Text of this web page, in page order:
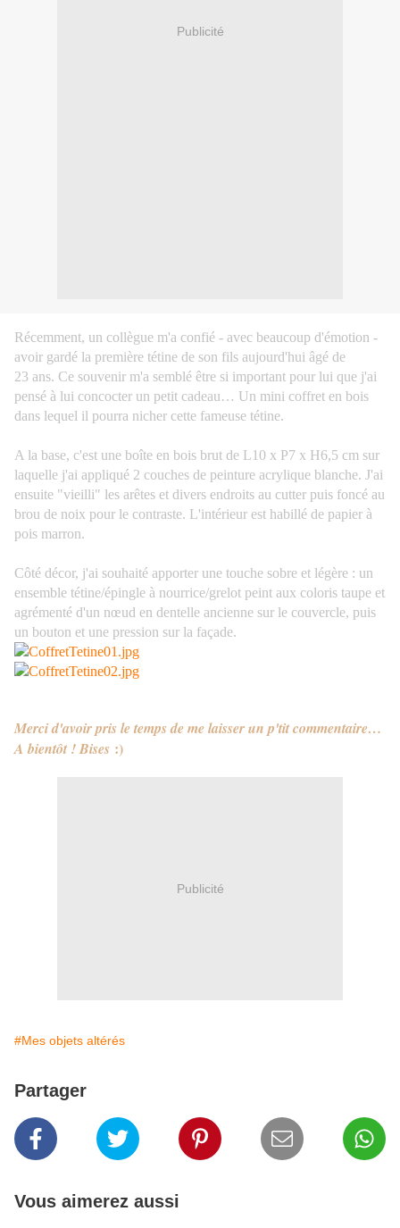
Publicité
Récemment, un collègue m'a confié - avec beaucoup d'émotion -
avoir gardé la première tétine de son fils aujourd'hui âgé de
23 ans. Ce souvenir m'a semblé être si important pour lui que j'ai
pensé à lui concocter un petit cadeau… Un mini coffret en bois
dans lequel il pourra nicher cette fameuse tétine.
A la base, c'est une boîte en bois brut de L10 x P7 x H6,5 cm sur
laquelle j'ai appliqué 2 couches de peinture acrylique blanche. J'ai
ensuite "vieilli" les arêtes et divers endroits au cutter puis foncé au
brou de noix pour le contraste. L'intérieur est habillé de papier à
pois marron.
Côté décor, j'ai souhaité apporter une touche sobre et légère : un
ensemble tétine/épingle à nourrice/grelot peint aux coloris taupe et
agrémenté d'un nœud en dentelle ancienne sur le couvercle, puis
un bouton et une pression sur la façade.
Merci d'avoir pris le temps de me laisser un p'tit commentaire…
A bientôt ! Bises :)
Publicité
#Mes objets altérés
Partager
Vous aimerez aussi